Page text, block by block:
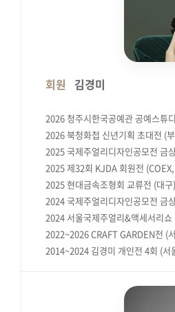
회원 김경미
2026 청주시한국공예관 공예스튜
2026 북청화첩 신년기획 초대전 (
2025 국제주얼리디자인공모전 금
2025 제32회 KJDA 회원전
2025 현대금속조형회 교류전 (대구)
2024 국제주얼리디자인공모전 금
2024 서울국제주얼리&액세서리쇼
2022~2026 CRAFT GARDEN전 (
2014~2024 김경미 개인전 4회 (서